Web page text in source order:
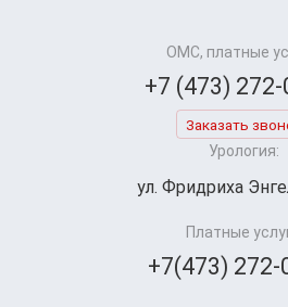
ОМС, платные
+7 (473)
Заказать
Урология:
ул. Фридриха
Платные
+7(473) 272-